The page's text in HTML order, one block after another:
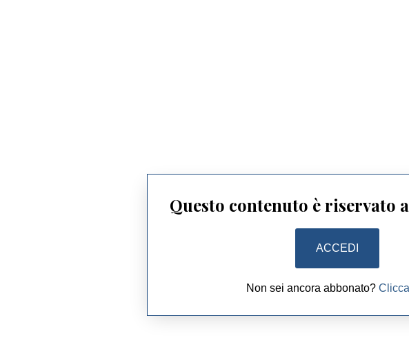
Questo contenuto è riservato
ACCEDI
Non sei ancora abbonato?